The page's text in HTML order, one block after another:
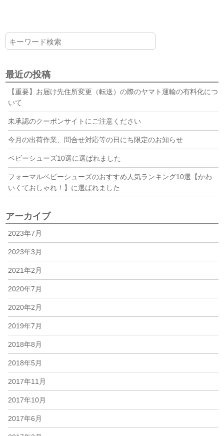
最近の投稿
【重要】お届け先住所変更（転送）の際のヤマト運輸の有料化につ
いて
未承認のクーポンサイトにご注意ください
今月の出荷作業、問合せ対応等の日にち限定のお知らせ
ベビーシューズ10選に選ばれました
フォーマルベビーシューズのおすすめ人気ランキング10選【かわ
いくておしゃれ！】に選ばれました
アーカイブ
2023年7月
2023年3月
2021年2月
2020年7月
2020年2月
2019年7月
2018年8月
2018年5月
2017年11月
2017年10月
2017年6月